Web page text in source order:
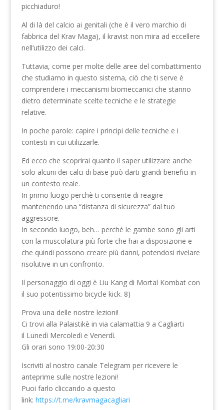
picchiaduro!
Al di là del calcio ai genitali (che è il vero marchio di
fabbrica del Krav Maga), il kravist non mira ad eccellere
nell’utilizzo dei calci.
Tuttavia, come per molte delle aree del combattimento
che studiamo in questo sistema, ciò che ti serve è
comprendere i meccanismi biomeccanici che stanno
dietro determinate scelte tecniche e le strategie
relative.
In poche parole: capire i principi delle tecniche e i
contesti in cui utilizzarle.
Ed ecco che scoprirai quanto il saper utilizzare anche
solo alcuni dei calci di base può darti grandi benefici in
un contesto reale.
In primo luogo perchè ti consente di reagire
mantenendo una “distanza di sicurezza” dal tuo
aggressore.
In secondo luogo, beh… perchè le gambe sono gli arti
con la muscolatura più forte che hai a disposizione e
che quindi possono creare più danni, potendosi rivelare
risolutive in un confronto.
Il personaggio di oggi è Liu Kang di Mortal Kombat con
il suo potentissimo bicycle kick. 8)
Prova una delle nostre lezioni!
Ci trovi alla Palaistikè in via calamattia 9 a Cagliarti
il Lunedì Mercoledì e Venerdì.
Gli orari sono 19:00-20:30
Iscriviti al nostro canale Telegram per ricevere le
anteprime sulle nostre lezioni!
Puoi farlo cliccando a questo
link: https://t.me/kravmagacagliari